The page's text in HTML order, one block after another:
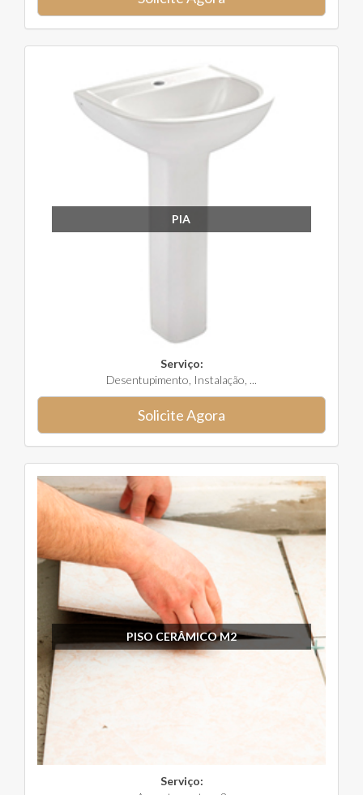
PIA
Serviço:
Desentupimento, Instalação, ...
Solicite Agora
PISO CERÂMICO M2
Serviço: